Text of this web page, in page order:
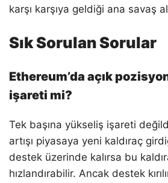
karşı karşıya geldiği ana savaş
Sık Sorulan Sorular
Ethereum’da açık
işareti mi?
Tek başına yükseliş işareti
artışı piyasaya yeni kaldıraç
destek üzerinde kalırsa bu
hızlandırabilir. Ancak destek